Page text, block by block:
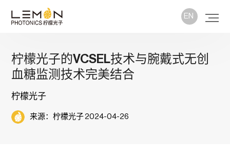
EN
柠檬光子的VCSEL技术与腕戴式无创
血糖监测技术完美结合
柠檬光子
来源：柠檬光子 2024-04-26